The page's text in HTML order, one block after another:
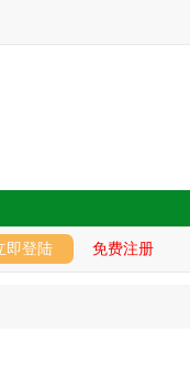
免费注册